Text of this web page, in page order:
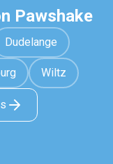
Pawshake
Dudelange
Wiltz